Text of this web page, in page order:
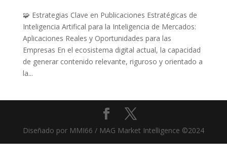
🧩 Estrategias Clave en Publicaciones Estratégicas de
Inteligencia Artifical para la Inteligencia de Mercados:
Aplicaciones Reales y Oportunidades para las
Empresas En el ecosistema digital actual, la capacidad
de generar contenido relevante, riguroso y orientado a
la...
Diseñado por MMI66 / MAG Market Intelligence ©2024